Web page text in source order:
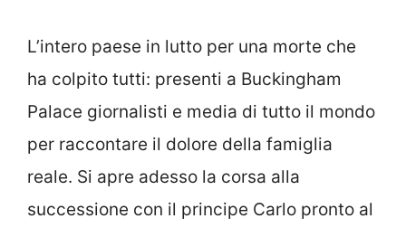
L’intero paese in lutto per una morte che
ha colpito tutti: presenti a Buckingham
Palace giornalisti e media di tutto il mondo
per raccontare il dolore della famiglia
reale. Si apre adesso la corsa alla
successione con il principe Carlo pronto al